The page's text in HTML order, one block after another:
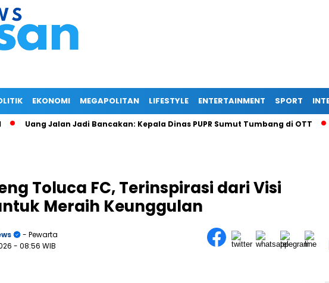
EKONOMI MEGAPOLITAN LIFESTYLE ENTERTAINMENT SPORT
Uang Jalan Jadi Bancakan: Kepala Dinas PUPR Sumut Tumbang di OTT
Toluca FC, Terinspirasi dari Visi
Meraih Keunggulan
- Pewarta
- 08:56 WIB